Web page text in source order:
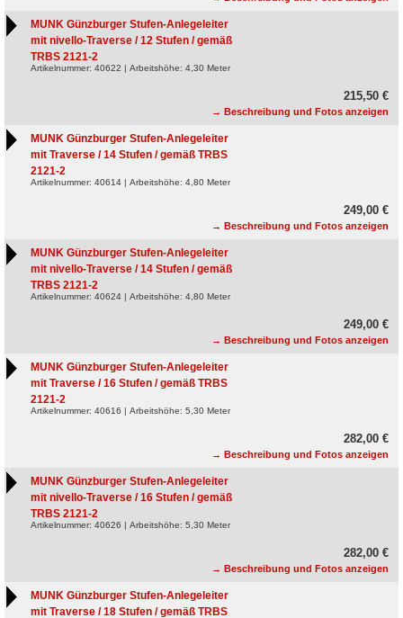
MUNK Günzburger Stufen-Anlegeleiter
mit nivello-Traverse / 12 Stufen / gemäß
TRBS 2121-2
Artikelnummer: 40622 | Arbeitshöhe: 4,30 Meter
215,50 €
→ Beschreibung und Fotos anzeigen
MUNK Günzburger Stufen-Anlegeleiter
mit Traverse / 14 Stufen / gemäß TRBS
2121-2
Artikelnummer: 40614 | Arbeitshöhe: 4,80 Meter
249,00 €
→ Beschreibung und Fotos anzeigen
MUNK Günzburger Stufen-Anlegeleiter
mit nivello-Traverse / 14 Stufen / gemäß
TRBS 2121-2
Artikelnummer: 40624 | Arbeitshöhe: 4,80 Meter
249,00 €
→ Beschreibung und Fotos anzeigen
MUNK Günzburger Stufen-Anlegeleiter
mit Traverse / 16 Stufen / gemäß TRBS
2121-2
Artikelnummer: 40616 | Arbeitshöhe: 5,30 Meter
282,00 €
→ Beschreibung und Fotos anzeigen
MUNK Günzburger Stufen-Anlegeleiter
mit nivello-Traverse / 16 Stufen / gemäß
TRBS 2121-2
Artikelnummer: 40626 | Arbeitshöhe: 5,30 Meter
282,00 €
→ Beschreibung und Fotos anzeigen
MUNK Günzburger Stufen-Anlegeleiter
mit Traverse / 18 Stufen / gemäß TRBS